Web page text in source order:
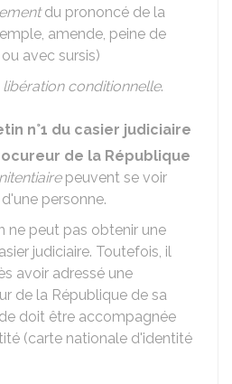
du prononcé de la
amende, peine de
avec sursis)
libération conditionnelle.
n°1 du casier judiciaire
de la République
peuvent se voir
personne.​​
ne peut pas obtenir une
judiciaire. Toutefois, il
avoir adressé une
de la République de sa
doit être accompagnée
(carte nationale d'identité